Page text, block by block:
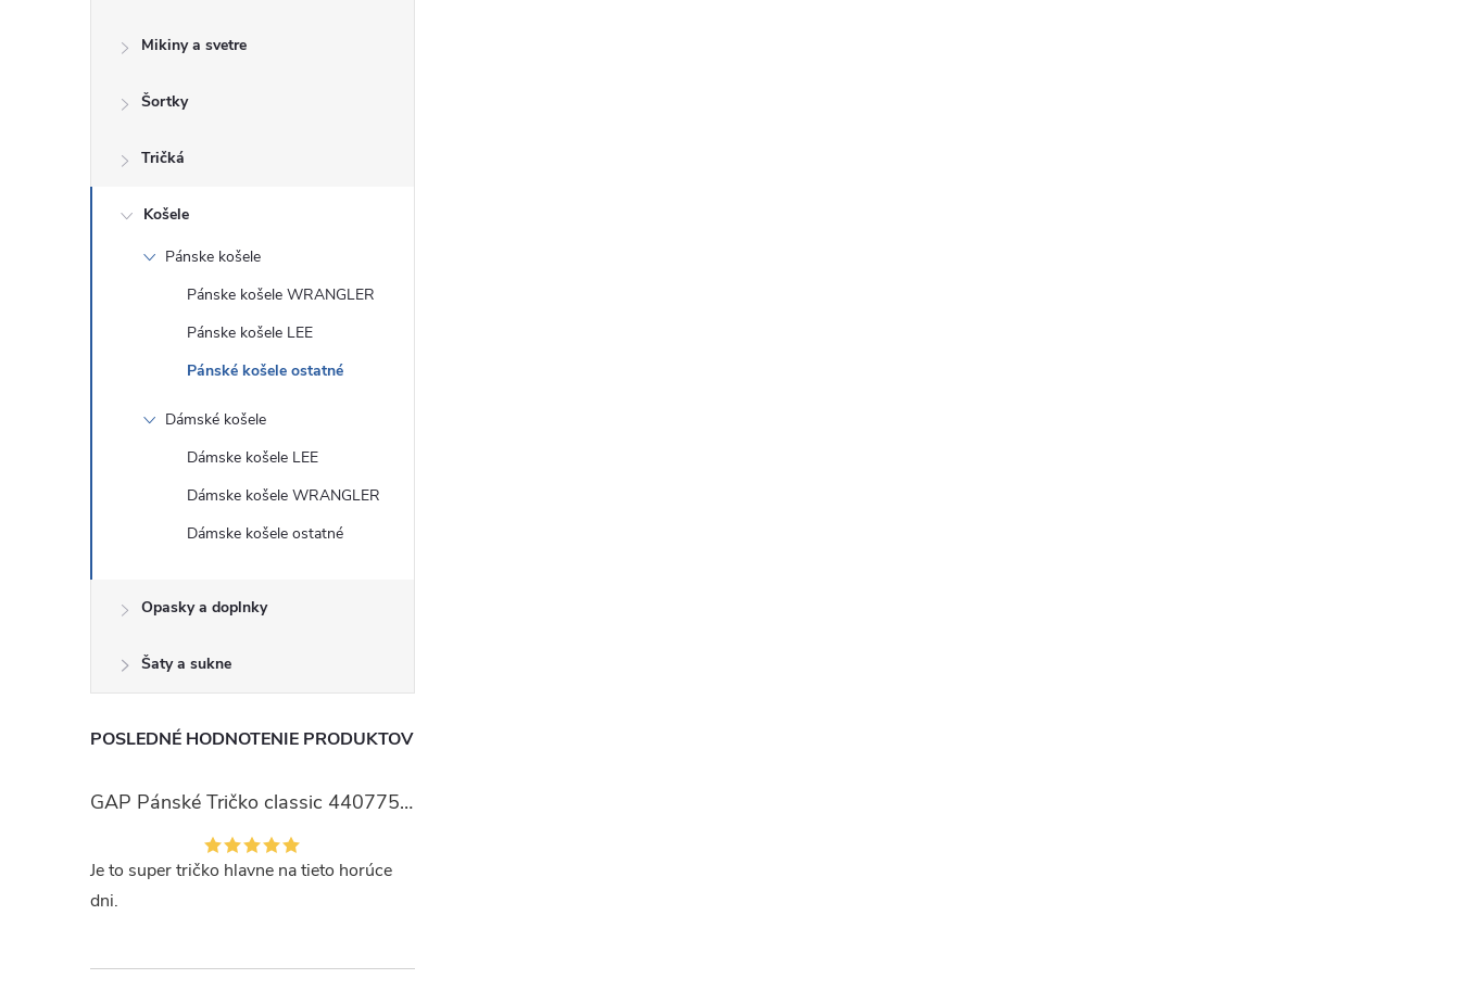
Mikiny a svetre
Šortky
Tričká
Košele
Pánske košele
Pánske košele WRANGLER
Pánske košele LEE
Pánské košele ostatné
Dámské košele
Dámske košele LEE
Dámske košele WRANGLER
Dámske košele ostatné
Opasky a doplnky
Šaty a sukne
POSLEDNÉ HODNOTENIE PRODUKTOV
GAP Pánské Tričko classic 440775-00
Je to super tričko hlavne na tieto horúce
dni.